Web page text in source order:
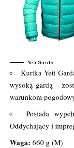
Yeti Garda
Kurtka Yeti
wysoką gardą –
warunkom
Posiada
Oddychający i
Waga: 660 g (M)